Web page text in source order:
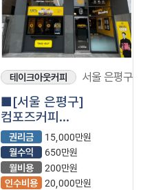
테이크아웃커피 서울 은평구
■[서울 은평구]
컴포즈커피
월순익650만원 매장
나왔습니다.■
권리금
15,000만원
월수익
650만원
월비용
200만원
인수비용 20,000만원